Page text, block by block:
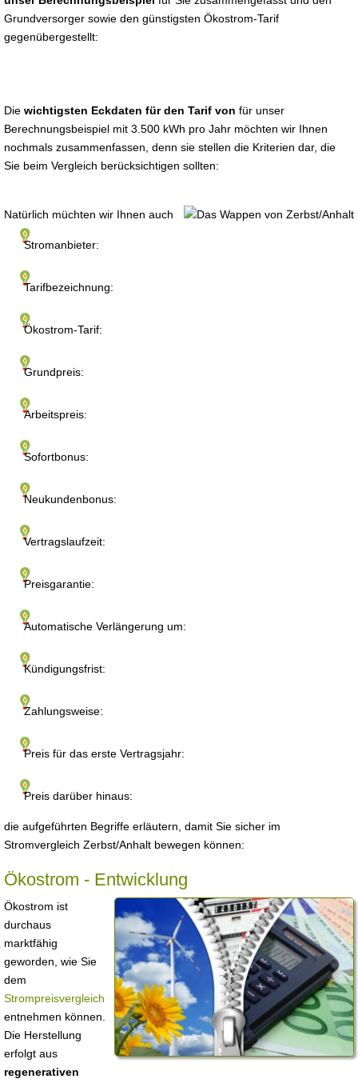
Grundversorger sowie den günstigsten Ökostrom-Tarif
gegenübergestellt:
Die wichtigsten Eckdaten für den Tarif von für unser
Berechnungsbeispiel mit 3.500 kWh pro Jahr möchten wir Ihnen
nochmals zusammenfassen, denn sie stellen die Kriterien dar, die
Sie beim Vergleich berücksichtigen sollten:
Stromanbieter:
Tarifbezeichnung:
Ökostrom-Tarif:
Grundpreis:
Arbeitspreis:
Sofortbonus:
Neukundenbonus:
Vertragslaufzeit:
Preisgarantie:
Automatische Verlängerung um:
Kündigungsfrist:
Zahlungsweise:
Preis für das erste Vertragsjahr:
Preis darüber hinaus:
Natürlich müchten wir Ihnen auch
die aufgeführten Begriffe erläutern, damit Sie sicher im
Stromvergleich Zerbst/Anhalt bewegen können:
Ökostrom - Entwicklung
Ökostrom ist
durchaus
marktfähig
geworden, wie Sie
dem
Strompreisvergleich
entnehmen können.
Die Herstellung
erfolgt aus
regenerativen